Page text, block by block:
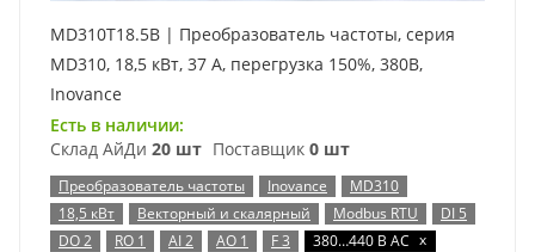
MD310T18.5B | Преобразователь частоты, серия
MD310, 18,5 кВт, 37 А, перегрузка 150%, 380B,
Inovance
Есть в наличии:
Склад АйДи 20 шт Поставщик 0 шт
Преобразователь частоты Inovance
MD310
18,5 кВт
Векторный и скалярный Modbus RTU
DI 5
DO 2
RO 1 AI 2 AO 1 F 3 380…440 В AC x